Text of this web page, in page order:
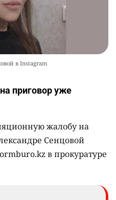
в Instagram
приговор уже
жалобу на
Сенцовой
в прокуратуре